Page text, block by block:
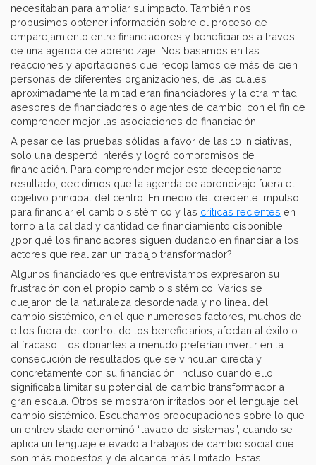
necesitaban para ampliar su impacto. También nos
propusimos obtener información sobre el proceso de
emparejamiento entre financiadores y beneficiarios a través
de una agenda de aprendizaje. Nos basamos en las
reacciones y aportaciones que recopilamos de más de cien
personas de diferentes organizaciones, de las cuales
aproximadamente la mitad eran financiadores y la otra mitad
asesores de financiadores o agentes de cambio, con el fin de
comprender mejor las asociaciones de financiación.
A pesar de las pruebas sólidas a favor de las 10 iniciativas,
solo una despertó interés y logró compromisos de
financiación. Para comprender mejor este decepcionante
resultado, decidimos que la agenda de aprendizaje fuera el
objetivo principal del centro. En medio del creciente impulso
para financiar el cambio sistémico y las críticas recientes en
torno a la calidad y cantidad de financiamiento disponible,
¿por qué los financiadores siguen dudando en financiar a los
actores que realizan un trabajo transformador?
Algunos financiadores que entrevistamos expresaron su
frustración con el propio cambio sistémico. Varios se
quejaron de la naturaleza desordenada y no lineal del
cambio sistémico, en el que numerosos factores, muchos de
ellos fuera del control de los beneficiarios, afectan al éxito o
al fracaso. Los donantes a menudo preferían invertir en la
consecución de resultados que se vinculan directa y
concretamente con su financiación, incluso cuando ello
significaba limitar su potencial de cambio transformador a
gran escala. Otros se mostraron irritados por el lenguaje del
cambio sistémico. Escuchamos preocupaciones sobre lo que
un entrevistado denominó “lavado de sistemas”, cuando se
aplica un lenguaje elevado a trabajos de cambio social que
son más modestos y de alcance más limitado. Estas